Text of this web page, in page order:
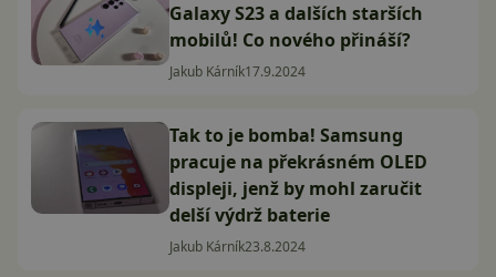
Galaxy S23 a dalších starších
mobilů! Co nového přináší?
Jakub Kárník17.9.2024
Tak to je bomba! Samsung
pracuje na překrásném OLED
displeji, jenž by mohl zaručit
delší výdrž baterie
Jakub Kárník23.8.2024